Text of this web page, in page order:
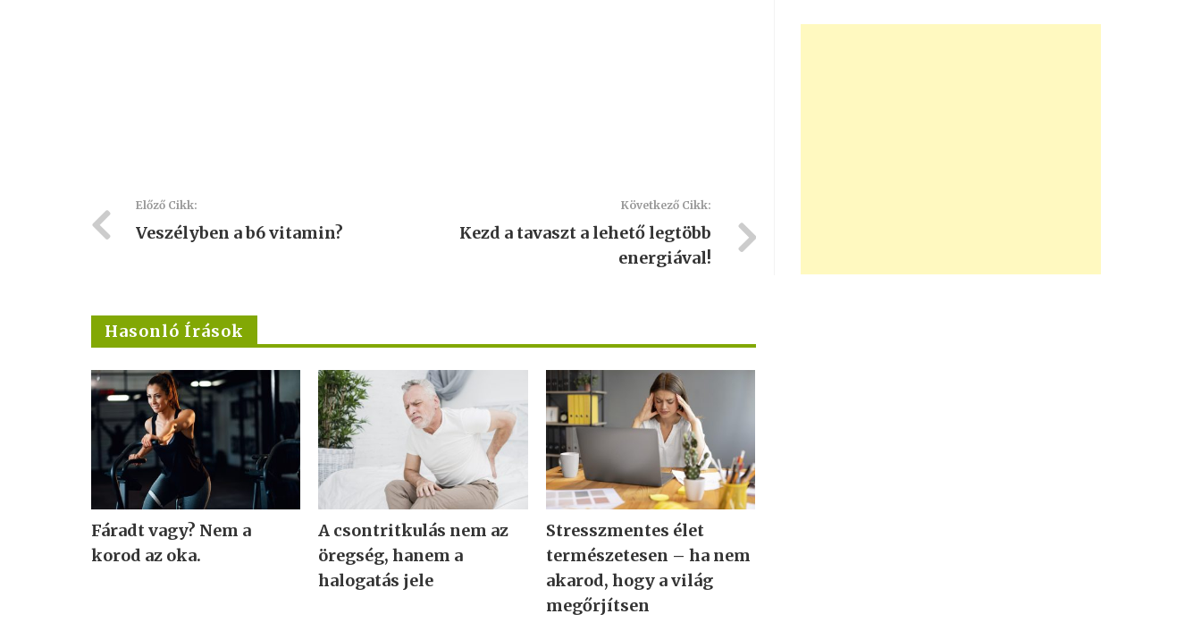
Előző Cikk:
Veszélyben a b6 vitamin?
Következő Cikk:
Kezd a tavaszt a lehető legtöbb
energiával!
Hasonló Írások
Fáradt vagy? Nem a
korod az oka.
A csontritkulás nem az
öregség, hanem a
halogatás jele
Stresszmentes élet
természetesen – ha nem
akarod, hogy a világ
megőrjítsen